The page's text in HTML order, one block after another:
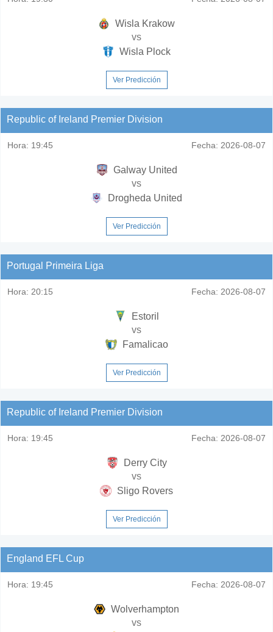
Wisla Krakow
vs
Wisla Plock
Ver Predicción
Republic of Ireland Premier Division
Hora: 19:45 Fecha: 2026-08-07
Galway United
vs
Drogheda United
Ver Predicción
Portugal Primeira Liga
Hora: 20:15 Fecha: 2026-08-07
Estoril
vs
Famalicao
Ver Predicción
Republic of Ireland Premier Division
Hora: 19:45 Fecha: 2026-08-07
Derry City
vs
Sligo Rovers
Ver Predicción
England EFL Cup
Hora: 19:45 Fecha: 2026-08-07
Wolverhampton
vs